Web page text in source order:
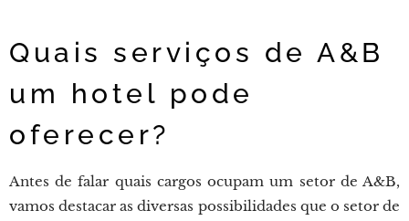
Quais serviços de A&B
um hotel pode
oferecer?
Antes de falar quais cargos ocupam um setor de A&B,
vamos destacar as diversas possibilidades que o setor de